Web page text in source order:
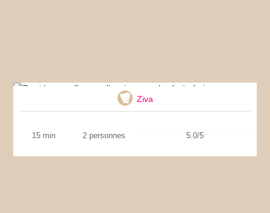
Ziva
15 min 2 personnes 5.0/5